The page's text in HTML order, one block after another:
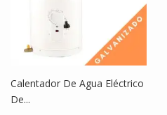
Calentador De Agua Eléctrico
De...